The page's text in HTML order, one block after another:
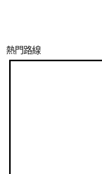
熱門路線